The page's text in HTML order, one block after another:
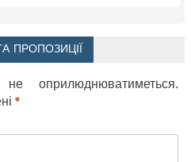
ПРОПОЗИЦІЇ
оприлюднюватиметься.
*